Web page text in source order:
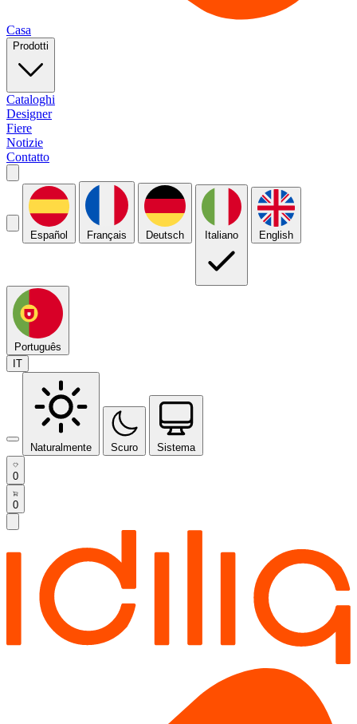
Casa
Prodotti
Cataloghi
Designer
Fiere
Notizie
Contatto
Español Français Deutsch Italiano English
Português
IT
Naturalmente Scuro Sistema
0
0